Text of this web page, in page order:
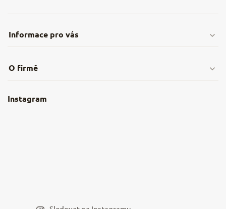
Informace pro vás
Obchodní podmínky
Nejčastější dotazy
Instagram
O firmě